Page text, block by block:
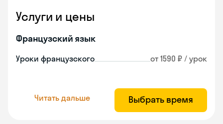
Услуги и цены
Французский язык
Уроки французского от 1590 ₽ / урок
Читать дальше Выбрать время